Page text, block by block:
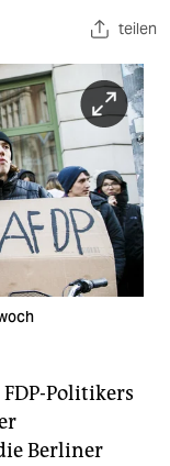
teilen
FDP-Politikers
Berliner